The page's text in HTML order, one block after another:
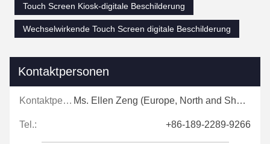
Touch Screen Kiosk-digitale Beschilderung
Wechselwirkende Touch Screen digitale Beschilderung
Kontaktpersonen
Kontaktpersonen: Ms. Ellen Zeng (Europe, North and Shouth America)
Tel.: +86-189-2289-9266